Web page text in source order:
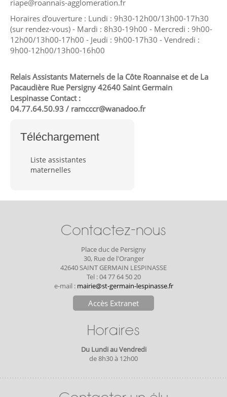
riape@roannais-agglomeration.fr
Horaires d’ouverture : Lundi : 9h30-12h00/13h00-17h30
(sur rendez-vous) - Mardi : 8h30-19h00 - Mercredi : 9h00-
12h00/13h00-17h00 - Jeudi : 9h00-17h30 - Vendredi :
9h00-12h00/13h00-16h00
Relais Assistants Maternels de la Côte Roannaise et de La
Pacaudière Rue Persigny 42640 Saint Germain
Lespinasse Contact :
04.77.64.50.93 / ramcccr@wanadoo.fr​
Téléchargement
Liste assistantes
maternelles
Contactez-nous
Place duc de Persigny
30, Rue de l'Oranger
42640 SAINT GERMAIN LESPINASSE
Tel : 04 77 64 50 20
e-mail : mairie@st-germain-lespinasse.fr
Accès Extranet
Horaires
Du Lundi au Vendredi
de 8h30 à 12h00